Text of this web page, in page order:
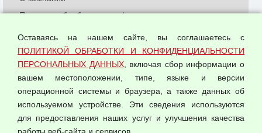
© 2026 ООО "Феникс"
Политика обработки и конфиденциальности
Согласием на обработку персональных данных
Оферта оптовой купли-продажи
Публичная оферта
Оставаясь на нашем сайте, вы соглашаетесь с
ПОЛИТИКОЙ ОБРАБОТКИ И КОНФИДЕНЦИАЛЬНОСТИ
ПЕРСОНАЛЬНЫХ ДАННЫХ, включая сбор информации о
вашем местоположении, типе, языке и версии
операционной системы и браузера, а также данных об
используемом устройстве. Эти сведения используются
для предоставления наших услуг и улучшения качества